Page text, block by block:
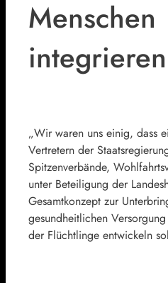
Menschen
integrieren
„Wir waren uns einig, dass
Vertretern der
Spitzenverbände,
unter Beteiligung der
Gesamtkonzept zur
gesundheitlichen
der Flüchtlinge entwickeln